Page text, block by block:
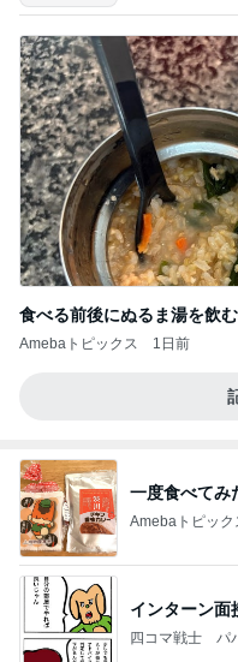
食べる前後にぬるま湯を飲
Amebaトピックス 1日前
一度食べてみ
Amebaトピック
インターン面
四コマ戦士 パ